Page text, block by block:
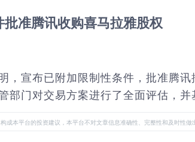
准腾讯收购喜马拉雅股权
，宣布已附加限制性条件，批准腾
部门对交易方案进行了全面评估，
成本平台的投资建议，本平台不对文章信息准确性、完整性和及时性